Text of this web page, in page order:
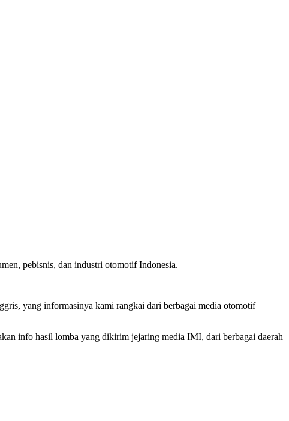
pebisnis, dan industri otomotif Indonesia.
yang informasinya kami rangkai dari berbagai media otomotif
info hasil lomba yang dikirim jejaring media IMI, dari berbagai daerah